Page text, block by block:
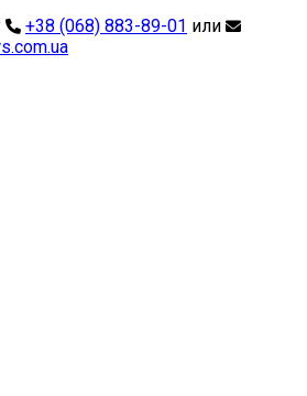
+38 (068) 883-89-01 или